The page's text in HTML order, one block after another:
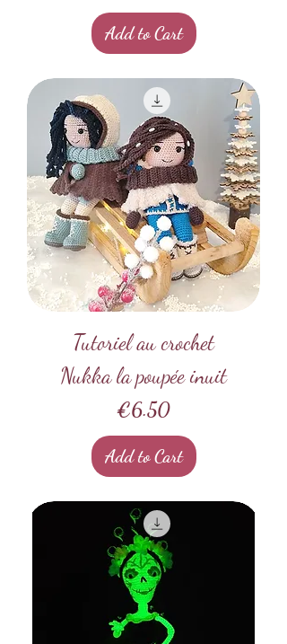
Add to Cart
Tutoriel au crochet
Nukka la poupée inuit
Price
€6.50
Add to Cart